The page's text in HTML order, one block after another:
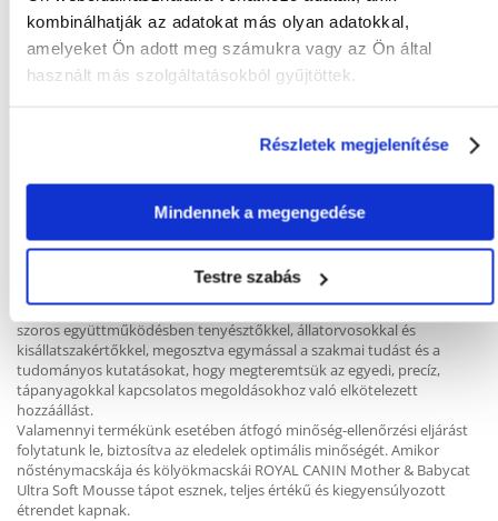
kombinálhatják az adatokat más olyan adatokkal,
amelyeket Ön adott meg számukra vagy az Ön által
használt más szolgáltatásokból gyűjtöttek.
Részletek megjelenítése
Mindennek a megengedése
Testre szabás
A ROYAL CANIN Mother & Babycat Ultra Soft Mousse tápot nemcsak
könnyű elfogyasztani az elválasztandó kölyökmacskáknak, de segít
biztosítani a szoptató anyamacska számára a folyadékbevitelt, amely
szükséges a tejtermeléshez.
növekednek? A rövid, 16 hetes időszak során olyan étrendre van
tápanyagszükségleteihez igazodik. Abban a szakaszban át lehet térni a
ROYAL CANIN® kölyökmacskák számára kialakított étrendjére. Ezek
(kocsonyában) vagy pépes formában is elérhetők.
A Royal Caninnél elkötelezettek vagyunk egy jobb világ megteremtése
iránt a macskák és a kutyák számára. Több mint 50 éve dolgozunk
szoros együttműködésben tenyésztőkkel, állatorvosokkal és
kisállatszakértőkkel, megosztva egymással a szakmai tudást és a
tudományos kutatásokat, hogy megteremtsük az egyedi, precíz,
tápanyagokkal kapcsolatos megoldásokhoz való elkötelezett
hozzáállást.
Valamennyi termékünk esetében átfogó minőség-ellenőrzési eljárást
folytatunk le, biztosítva az eledelek optimális minőségét. Amikor
nősténymacskája és kölyökmacskái ROYAL CANIN Mother & Babycat
Ultra Soft Mousse tápot esznek, teljes értékű és kiegyensúlyozott
étrendet kapnak.